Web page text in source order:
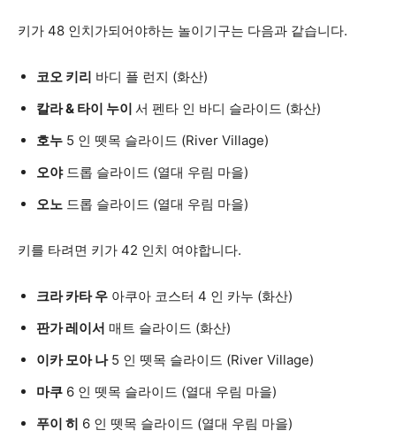
키가 48 인치가되어야하는 놀이기구는 다음과 같습니다.
코오 키리 바디 플 런지 (화산)
칼라 & 타이 누이 서 펜타 인 바디 슬라이드 (화산)
호누 5 인 뗏목 슬라이드 (River Village)
오야드롭 슬라이드 (열대 우림 마을)
오노 드롭 슬라이드 (열대 우림 마을)
키를 타려면 키가 42 인치 여야합니다.
크라 카타 우 아쿠아 코스터 4 인 카누 (화산)
판가 레이서 매트 슬라이드 (화산)
이카 모아 나5 인 뗏목 슬라이드 (River Village)
마쿠 6 인 뗏목 슬라이드 (열대 우림 마을)
푸이 히 6 인 뗏목 슬라이드 (열대 우림 마을)